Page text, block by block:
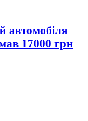
автомобіля
17000 грн